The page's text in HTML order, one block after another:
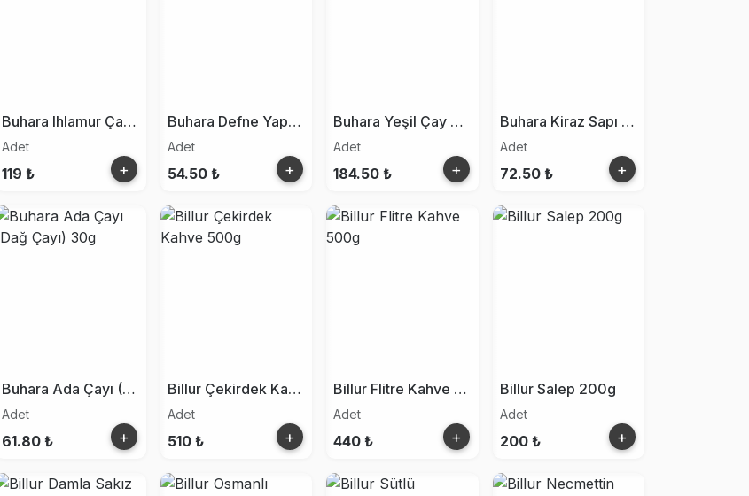
Buhara Ihlamur Çayı 30g
Adet
119 ₺ +
Buhara Defne Yaprağı 30g
Adet
54.50 ₺ +
Buhara Yeşil Çay 30g
Adet
184.50 ₺ +
Buhara Kiraz Sapı 30g
Adet
72.50 ₺ +
Buhara Ada Çayı (Dağ Çayı) 30g
Adet
61.80 ₺ +
Billur Çekirdek Kahve 500g
Adet
510 ₺ +
Billur Flitre Kahve 500g
Adet
440 ₺ +
Billur Salep 200g
Adet
200 ₺ +